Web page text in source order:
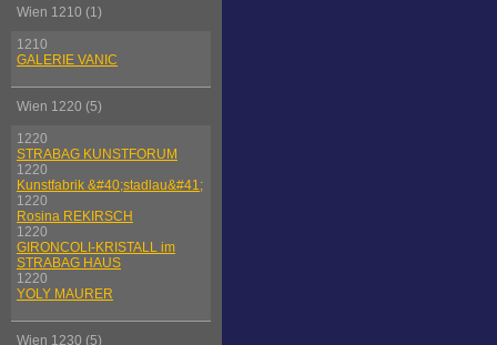
Wien 1210 (1)
1210
GALERIE VANIC
Wien 1220 (5)
1220
STRABAG KUNSTFORUM
1220
Kunstfabrik &#40;stadlau&#41;
1220
Rosina REKIRSCH
1220
GIRONCOLI-KRISTALL im
STRABAG HAUS
1220
YOLY MAURER
Wien 1230 (5)